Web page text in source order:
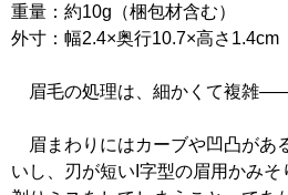
重量：約10g（梱包材含む）
外寸：幅2.4×奥行10.7×高さ1.4cm
眉毛の処理は、細かくて複雑――
眉まわりにはカーブや凹凸があ
いし、刃が短いI字型の眉用かみそ